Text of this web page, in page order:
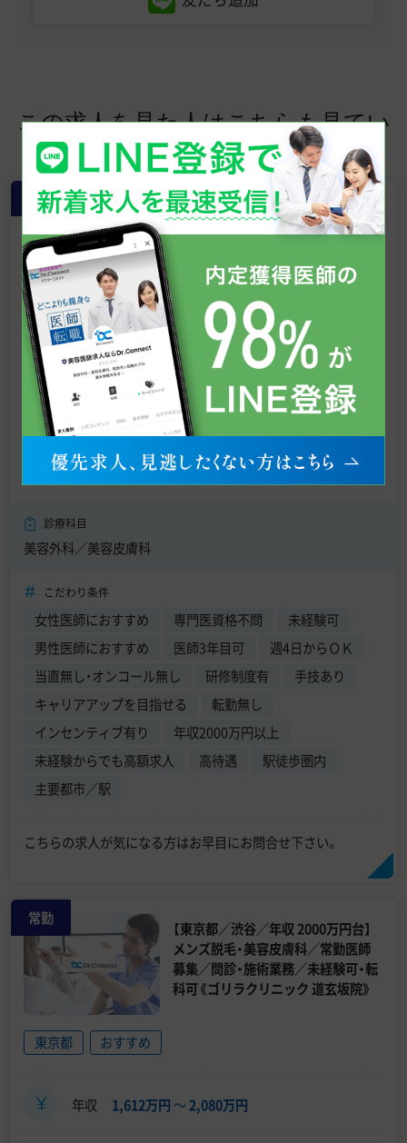
この求人を見た人はこちらも見てい
ます
常勤
【新宿 美容外科・美容皮膚科クリニッ
ク】形成外科専門医募集／美容未経
／週4日勤務も応相談／高待遇求人
東京都 NEW
年収 2,200万円 〜3,000万円
東京都新宿区 【最寄駅】 東京メトロ 新宿三丁目駅
診療科目
美容外科／美容皮膚科
こだわり条件
女性医師におすすめ 専門医資格不問
未経験可
男性医師におすすめ
医師3年目可
週4日からＯＫ
当直無し・オンコール無し
研修制度有
手技あり
キャリアアップを目指せる
転勤無し
インセンティブ有り
年収2000万円以上
未経験からでも高額求人
高待遇
駅徒歩圏内
主要都市／駅
こちらの求人が気になる方はお早目にお問合せ下さい。
常勤
【東京都／渋谷／年収 2000万円台】
メンズ脱毛・美容皮膚科／常勤医師
募集／問診・施術業務／未経験可・転
科可《ゴリラクリニック 道玄坂院》
東京都 おすすめ
年収 1,612万円 〜2,080万円